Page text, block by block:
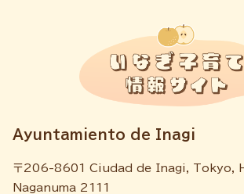
Ayuntamiento de Inagi
〒206-8601 Ciudad de Inagi, Tokyo,
Naganuma 2111